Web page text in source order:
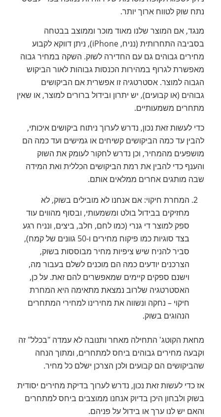
נתח שוק לטווח ארוך יותר.
מנגד, אם המוצר שלנו מאוד מוכר וממוצב בבטחה
בסביבה התחרותית (נניח, iPhone), ניתן דווקא לקבוע
מחירים גבוהים גם עם החדירה לשוק. השקה במחיר גבוה
מאפשרת לגרוף במהירות הכנסות גבוהות לאור הביקוש
הגבוה למוצר. אסטרטגיה זו אפשרית אם הביקושים
גבוהים (או קבועים), יש יתרון ובידול ברורים למוצר, או שאין
מתחרים משמעותיים.
כדי לעשות זאת נכון, נדרש לערוך ניתוח ביקושים איכותי,
להבין עד כמה הביקושים קשיחים או גמישים ועד כמה הם
מושפעים מהמחיר, וכן נדרש לחקור לעומק את השוק
והענף כדי להבין את רמת הביקושים הכללית ואת המידה
שבה מותגים אחרים ממלאים אותם.
המחרת חיקוי: אם אנחנו לא מובילים בשוק, לא
מחזיקים בבידול בולט ומשמעותי, ובסוף מהווים עוד
ספק למוצר די גנרי (כמו לחם, חלב, ביצים, ונניח רגע
בצד סוגיות כמו פיקוח מחירים ו-50 גוונים של קמח),
סביר להניח שיש ציפיות מחיר מבוססות בשוק,
הצרכנים יודעים כמה הם מוכנים לשלם בעבור מה,
וישנם ספקים קיימים שמאפשרים להם זאת. על כן,
האסטרטגיה שלרוב נמצאת מתאימה היא המחרת
חיקוי – נחקה ונשווה את מחירינו למחירי המתחרים
הנהוגים בשוק.
מחאת הקוטג' התחילה מאחר ותנובה לא עמדה "בכלל" זה
וקבעה מחירים גבוהים ביחס למתחרים, ומתוך הנחה
שהביקושים הם קבועים ולכן הצרכן ישלם כל מחיר.
אז כדי לעשות זאת נכון, נדרש לערוך בדיקת מחירים יסודית
בשוק ולבחון היכן בדיוק אנחנו ממוצבים ביחס למתחרים
והאם יש לנו ערך או בידול על פניהם.